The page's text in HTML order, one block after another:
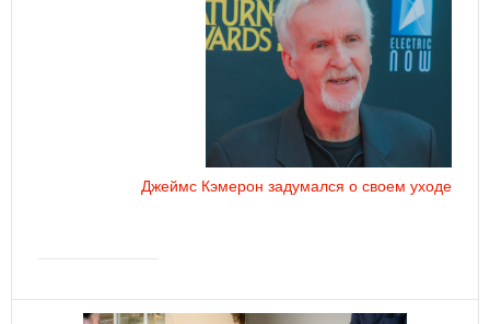
Джеймс Кэмерон задумался о своем уходе